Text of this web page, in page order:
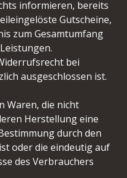
informieren, bereits
Gutscheine,
zum Gesamtumfang
bei
ausgeschlossen ist.
Waren, die nicht
Herstellung eine
durch den
oder die eindeutig auf
des Verbrauchers